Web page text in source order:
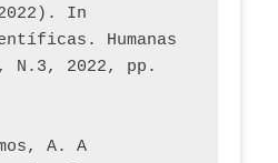
In
Humanas
N.3, 2022, pp.
A. A